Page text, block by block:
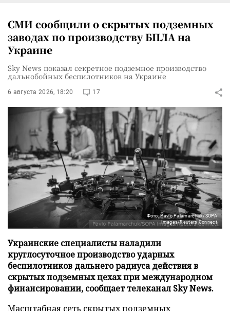
СМИ сообщили о скрытых подземных
заводах по производству БПЛА на
Украине
Sky News показал секретное подземное производство
дальнобойных беспилотников на Украине
6 августа 2026, 18:20 17
Фото: Pavlo Palamarchuk/SOPA
Images/Reuters Connect
Украинские специалисты наладили
круглосуточное производство ударных
беспилотников дальнего радиуса действия в
скрытых подземных цехах при международном
финансировании, сообщает телеканал Sky News.
Масштабная сеть скрытых подземных